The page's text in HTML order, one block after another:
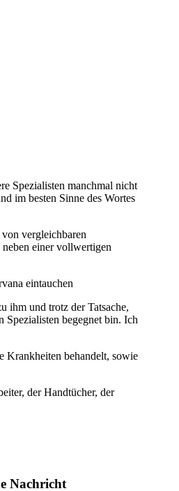
Spezialisten manchmal nicht
im besten Sinne des Wortes
vergleichbaren
einer vollwertigen
eintauchen
ihm und trotz der Tatsache,
Spezialisten begegnet bin. Ich
Krankheiten behandelt, sowie
der Handtücher, der
Nachricht